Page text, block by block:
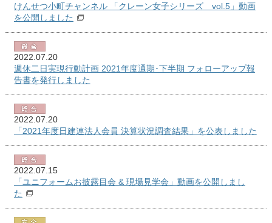
けんせつ小町チャンネル 「クレーン女子シリーズ vol.5」動画
を公開しました
2022.07.20
週休二日実現行動計画 2021年度通期･下半期 フォローアップ報
告書を発行しました
2022.07.20
「2021年度日建連法人会員 決算状況調査結果」を公表しました
2022.07.15
「ユニフォームお披露目会 & 現場見学会」動画を公開しまし
た